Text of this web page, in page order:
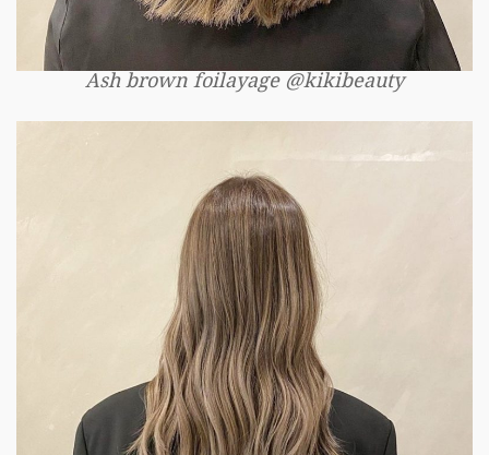
Ash brown foilayage @kikibeauty